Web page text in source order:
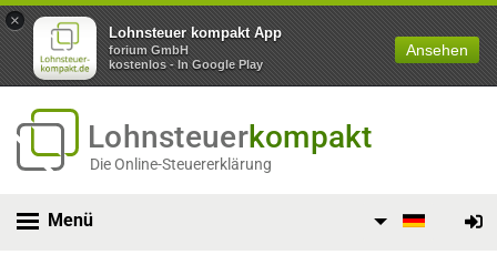
×
Lohnsteuer kompakt App
forium GmbH
kostenlos - In Google Play
Ansehen
Lohnsteuerkompakt
Die Online-Steuererklärung
Menü